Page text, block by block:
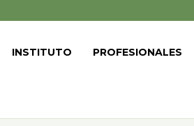
INSTITUTO PROFESIONALES